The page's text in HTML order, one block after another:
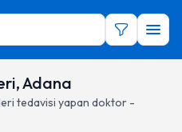
Adana
tedavisi yapan doktor -